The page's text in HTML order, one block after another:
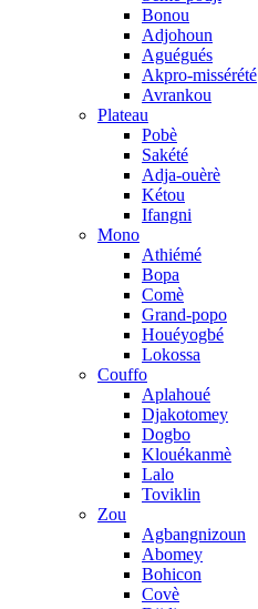
Bonou
Adjohoun
Aguégués
Akpro-missérété
Avrankou
Plateau
Pobè
Sakété
Adja-ouèrè
Kétou
Ifangni
Mono
Athiémé
Bopa
Comè
Grand-popo
Houéyogbé
Lokossa
Couffo
Aplahoué
Djakotomey
Dogbo
Klouékanmè
Lalo
Toviklin
Zou
Agbangnizoun
Abomey
Bohicon
Covè